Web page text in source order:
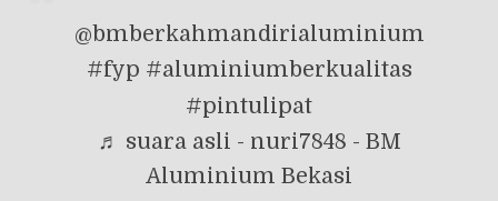
@bmberkahmandirialuminium
#fyp #aluminiumberkualitas
#pintulipat
♬ suara asli - nuri7848 - BM
Aluminium Bekasi